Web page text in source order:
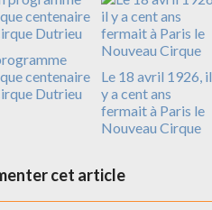
centenaire
Dutrieu
Le 18 avril 1926, il
y a cent ans
fermait à Paris le
Nouveau Cirque
cet article